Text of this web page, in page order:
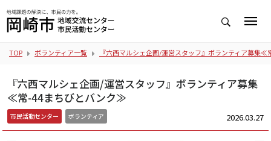
TOP ボランティア一覧 『六西マルシェ企画/運営スタッフ』ボランティア募集
『六西マルシェ企画/運営スタッフ』ボランティア募集
≪常-44まちびとバンク≫
市民活動センター ボランティア 2026.03.27